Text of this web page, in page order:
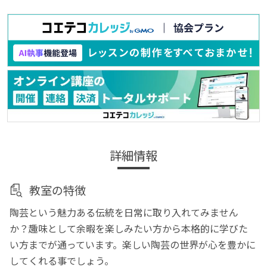
詳細情報
教室の特徴
陶芸という魅力ある伝統を日常に取り入れてみません
か？趣味として余暇を楽しみたい方から本格的に学びた
い方までが通っています。楽しい陶芸の世界が心を豊かに
してくれる事でしょう。